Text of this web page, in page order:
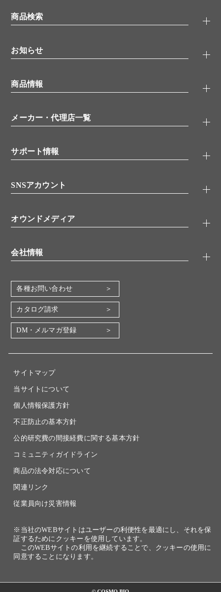
商品検索
タンパク質検索
ELISA/ELISpot検索
品番検索
お知らせ
無料サンプル
ウェビナー （オンラインセミナー）
学会・展示スケジュール
商品情報
抗体
シグナル伝達
糖類／レクチン
分子生物
バイオメディカル(環境・食品)
機器・消耗品
メーカー・代理店一覧
代理店
サポート情報
アプリケーションノート
書類ダウンロード
SNSアカウント
YouTube
オウンドメディア
会社情報
会社概要
地図・アクセス（本社）
IR情報
電子公告
各種お問い合わせ
カタログ請求
DM・メルマガ登録
サイトマップ
当サイトについて
個人情報保護方針
不正防止の基本方針
公的研究費の間接経費に関する基本方針
コミュニティガイドライン
商品の法令対応について
関連リンク
従業員向け災害情報
※当社のWEBサイトはユーザーの利便性を最適にし、それを保
証するためにクッキーを使用しています。
このWEBサイトの利用を継続することで、クッキーの使用に
同意することになります。